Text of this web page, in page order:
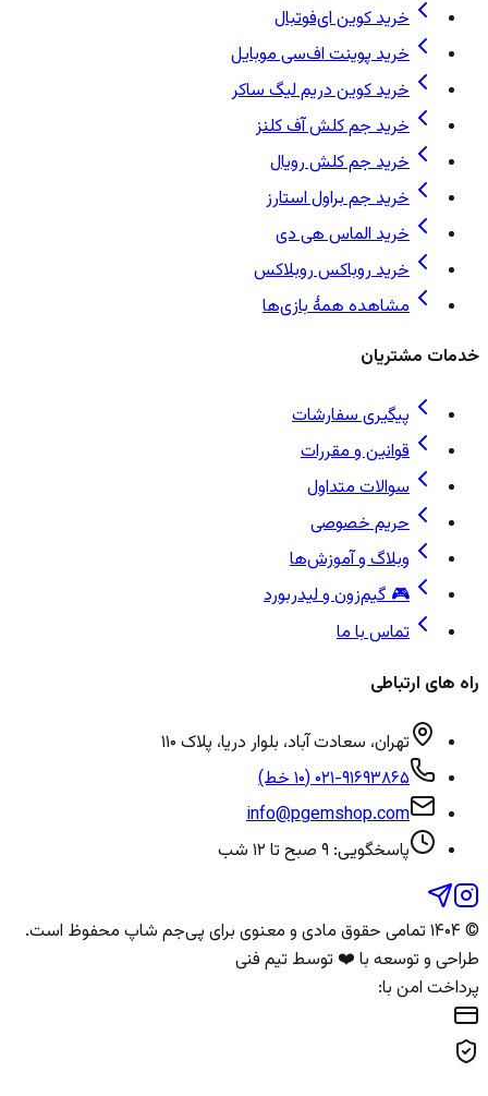
خرید کوین ای‌فوتبال
خرید پوینت اف‌سی موبایل
خرید کوین دریم لیگ ساکر
خرید جم کلش آف کلنز
خرید جم کلش رویال
خرید جم براول استارز
خرید الماس هی دی
خرید روباکس روبلاکس
مشاهده همهٔ بازی‌ها
خدمات مشتریان
پیگیری سفارشات
قوانین و مقررات
سوالات متداول
حریم خصوصی
وبلاگ و آموزش‌ها
🎮 گیم‌زون و لیدربورد
تماس با ما
راه های ارتباطی
تهران، سعادت آباد، بلوار دریا، پلاک ۱۱۰
۰۲۱-۹۱۶۹۳۸۶۵ (۱۰ خط)
info@pgemshop.com
پاسخگویی: ۹ صبح تا ۱۲ شب
© ۱۴۰۴ تمامی حقوق مادی و معنوی برای پی‌جم شاپ محفوظ است.
طراحی و توسعه با ❤️ توسط تیم فنی
پرداخت امن با: